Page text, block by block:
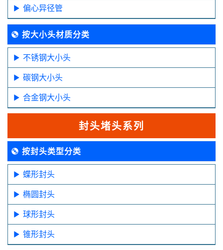
偏心异径管
按大小头材质分类
不锈钢大小头
碳钢大小头
合金钢大小头
封头堵头系列
按封头类型分类
蝶形封头
椭圆封头
球形封头
锥形封头